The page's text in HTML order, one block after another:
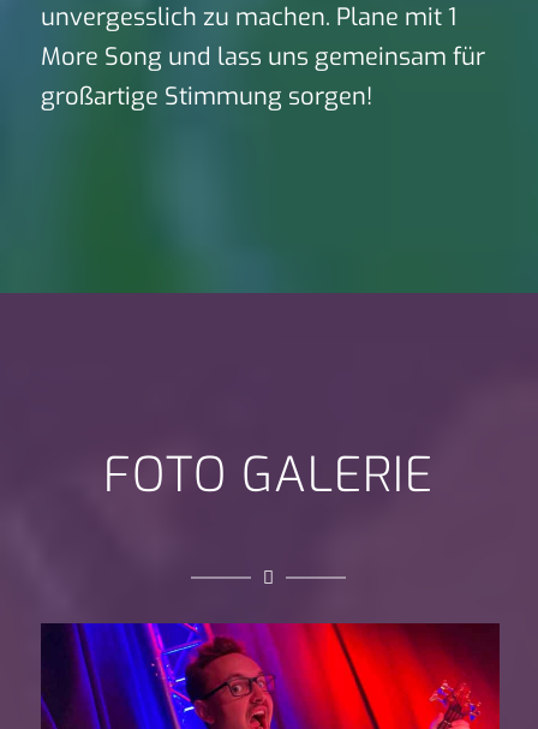
unvergesslich zu machen. Plane mit 1
More Song und lass uns gemeinsam für
großartige Stimmung sorgen!
FOTO GALERIE